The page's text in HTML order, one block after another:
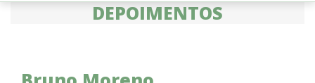
DEPOIMENTOS